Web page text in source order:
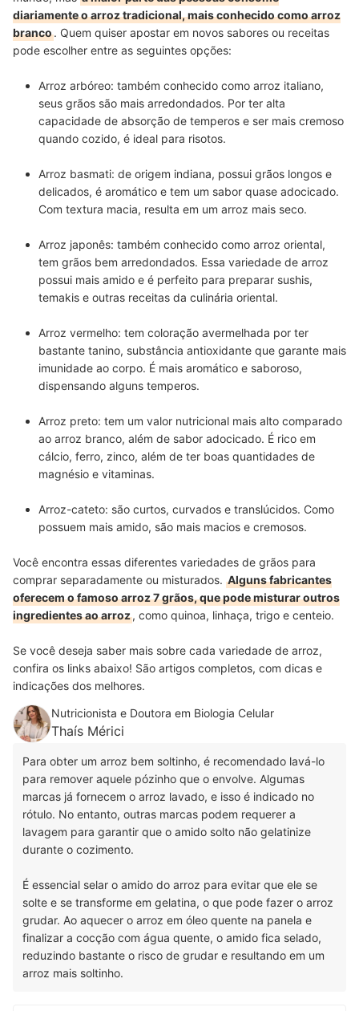
diariamente o arroz tradicional, mais conhecido como arroz
branco. Quem quiser apostar em novos sabores ou receitas
pode escolher entre as seguintes opções:
Arroz arbóreo: também conhecido como arroz italiano,
seus grãos são mais arredondados. Por ter alta
capacidade de absorção de temperos e ser mais cremoso
quando cozido, é ideal para risotos.
Arroz basmati: de origem indiana, possui grãos longos e
delicados, é aromático e tem um sabor quase adocicado.
Com textura macia, resulta em um arroz mais seco.
Arroz japonês: também conhecido como arroz oriental,
tem grãos bem arredondados. Essa variedade de arroz
possui mais amido e é perfeito para preparar sushis,
temakis e outras receitas da culinária oriental.
Arroz vermelho: tem coloração avermelhada por ter
bastante tanino, substância antioxidante que garante mais
imunidade ao corpo. É mais aromático e saboroso,
dispensando alguns temperos.
Arroz preto: tem um valor nutricional mais alto comparado
ao arroz branco, além de sabor adocicado. É rico em
cálcio, ferro, zinco, além de ter boas quantidades de
magnésio e vitaminas.
Arroz-cateto: são curtos, curvados e translúcidos. Como
possuem mais amido, são mais macios e cremosos.
Você encontra essas diferentes variedades de grãos para
comprar separadamente ou misturados. Alguns fabricantes
oferecem o famoso arroz 7 grãos, que pode misturar outros
ingredientes ao arroz, como quinoa, linhaça, trigo e centeio.
Se você deseja saber mais sobre cada variedade de arroz,
confira os links abaixo! São artigos completos, com dicas e
indicações dos melhores.
Nutricionista e Doutora em Biologia Celular
Thaís Mérici
Para obter um arroz bem soltinho, é recomendado lavá-lo
para remover aquele pózinho que o envolve. Algumas
marcas já fornecem o arroz lavado, e isso é indicado no
rótulo. No entanto, outras marcas podem requerer a
lavagem para garantir que o amido solto não gelatinize
durante o cozimento.
É essencial selar o amido do arroz para evitar que ele se
solte e se transforme em gelatina, o que pode fazer o arroz
grudar. Ao aquecer o arroz em óleo quente na panela e
finalizar a cocção com água quente, o amido fica selado,
reduzindo bastante o risco de grudar e resultando em um
arroz mais soltinho.